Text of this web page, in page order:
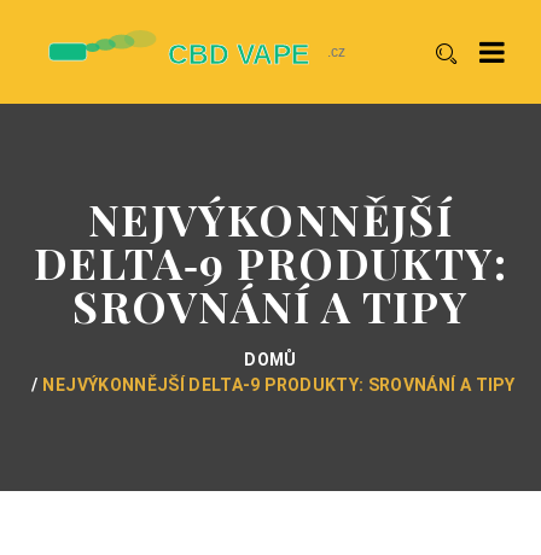
NEJVÝKONNĚJŠÍ
DELTA‑9 PRODUKTY:
SROVNÁNÍ A TIPY
DOMŮ
NEJVÝKONNĚJŠÍ DELTA‑9 PRODUKTY: SROVNÁNÍ A TIPY